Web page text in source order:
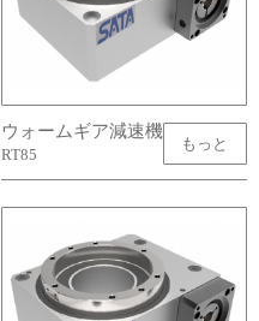
ウォームギア減速機
RT85
もっと